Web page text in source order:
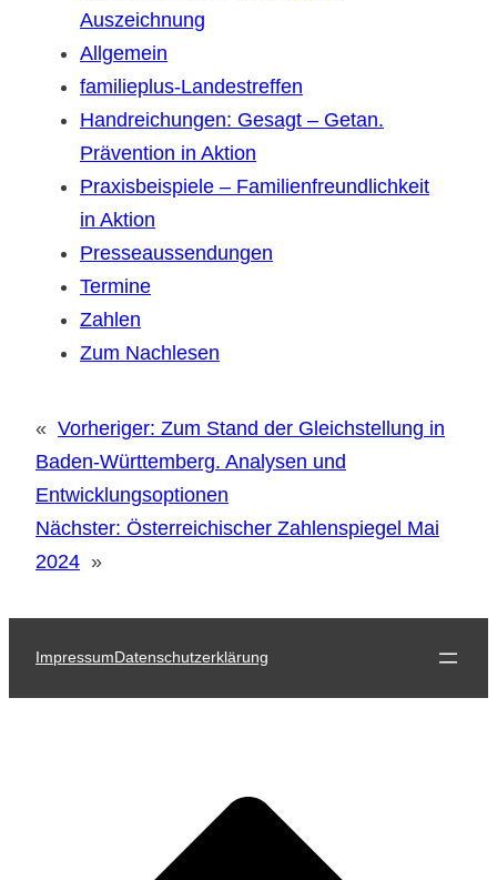
Auszeichnung
Allgemein
familieplus-Landestreffen
Handreichungen: Gesagt – Getan.
Prävention in Aktion
Praxisbeispiele – Familienfreundlichkeit
in Aktion
Presseaussendungen
Termine
Zahlen
Zum Nachlesen
« Vorheriger: Zum Stand der Gleichstellung in
Baden-Württemberg. Analysen und
Entwicklungsoptionen
Nächster: Österreichischer Zahlenspiegel Mai
2024 »
ImpressumDatenschutzerklärung